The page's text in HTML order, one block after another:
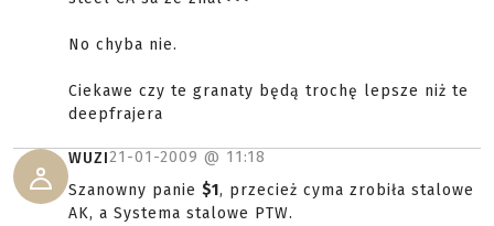
No chyba nie.
Ciekawe czy te granaty będą trochę lepsze niż te
deepfrajera
WUZI21-01-2009 @ 11:18
Szanowny panie $1, przecież cyma zrobiła stalowe
AK, a Systema stalowe PTW.